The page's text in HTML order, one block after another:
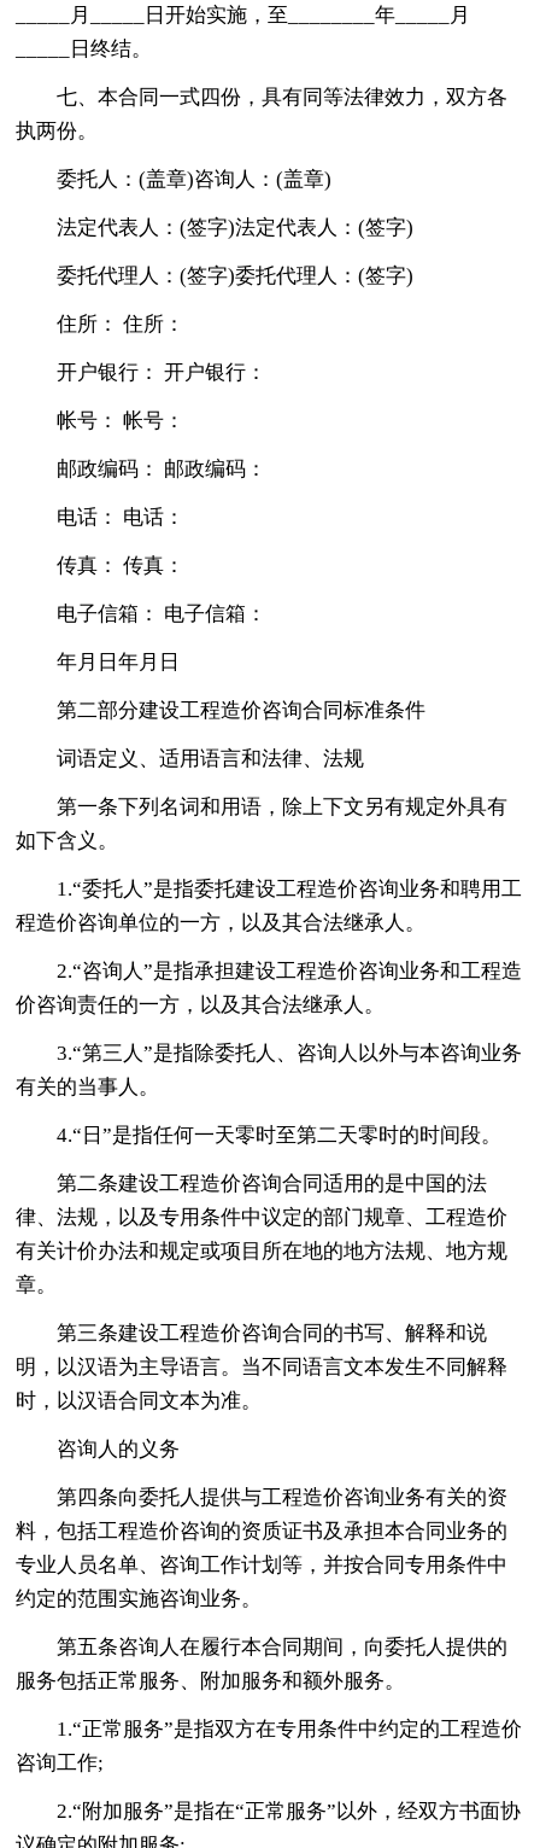
_____月_____日开始实施，至________年_____月
_____日终结。
七、本合同一式四份，具有同等法律效力，双方各
执两份。
委托人：(盖章)咨询人：(盖章)
法定代表人：(签字)法定代表人：(签字)
委托代理人：(签字)委托代理人：(签字)
住所： 住所：
开户银行： 开户银行：
帐号： 帐号：
邮政编码： 邮政编码：
电话： 电话：
传真： 传真：
电子信箱： 电子信箱：
年月日年月日
第二部分建设工程造价咨询合同标准条件
词语定义、适用语言和法律、法规
第一条下列名词和用语，除上下文另有规定外具有
如下含义。
1.“委托人”是指委托建设工程造价咨询业务和聘用工
程造价咨询单位的一方，以及其合法继承人。
2.“咨询人”是指承担建设工程造价咨询业务和工程造
价咨询责任的一方，以及其合法继承人。
3.“第三人”是指除委托人、咨询人以外与本咨询业务
有关的当事人。
4.“日”是指任何一天零时至第二天零时的时间段。
第二条建设工程造价咨询合同适用的是中国的法
律、法规，以及专用条件中议定的部门规章、工程造价
有关计价办法和规定或项目所在地的地方法规、地方规
章。
第三条建设工程造价咨询合同的书写、解释和说
明，以汉语为主导语言。当不同语言文本发生不同解释
时，以汉语合同文本为准。
咨询人的义务
第四条向委托人提供与工程造价咨询业务有关的资
料，包括工程造价咨询的资质证书及承担本合同业务的
专业人员名单、咨询工作计划等，并按合同专用条件中
约定的范围实施咨询业务。
第五条咨询人在履行本合同期间，向委托人提供的
服务包括正常服务、附加服务和额外服务。
1.“正常服务”是指双方在专用条件中约定的工程造价
咨询工作;
2.“附加服务”是指在“正常服务”以外，经双方书面协